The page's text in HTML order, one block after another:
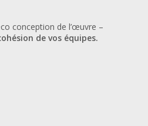
conception de l’œuvre –
de vos équipes.